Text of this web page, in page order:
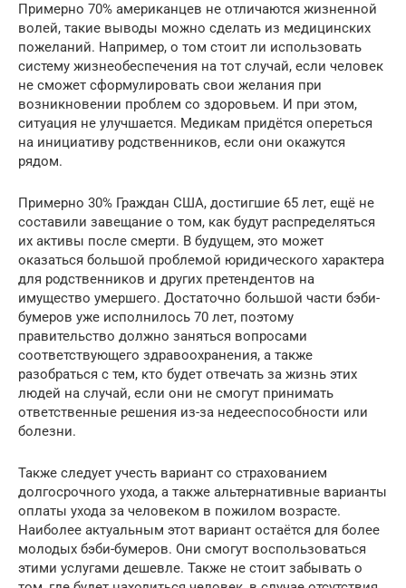
Примерно 70% американцев не отличаются жизненной
волей, такие выводы можно сделать из медицинских
пожеланий. Например, о том стоит ли использовать
систему жизнеобеспечения на тот случай, если человек
не сможет сформулировать свои желания при
возникновении проблем со здоровьем. И при этом,
ситуация не улучшается. Медикам придётся опереться
на инициативу родственников, если они окажутся
рядом.
Примерно 30% Граждан США, достигшие 65 лет, ещё не
составили завещание о том, как будут распределяться
их активы после смерти. В будущем, это может
оказаться большой проблемой юридического характера
для родственников и других претендентов на
имущество умершего. Достаточно большой части бэби-
бумеров уже исполнилось 70 лет, поэтому
правительство должно заняться вопросами
соответствующего здравоохранения, а также
разобраться с тем, кто будет отвечать за жизнь этих
людей на случай, если они не смогут принимать
ответственные решения из-за недееспособности или
болезни.
Также следует учесть вариант со страхованием
долгосрочного ухода, а также альтернативные варианты
оплаты ухода за человеком в пожилом возрасте.
Наиболее актуальным этот вариант остаётся для более
молодых бэби-бумеров. Они смогут воспользоваться
этими услугами дешевле. Также не стоит забывать о